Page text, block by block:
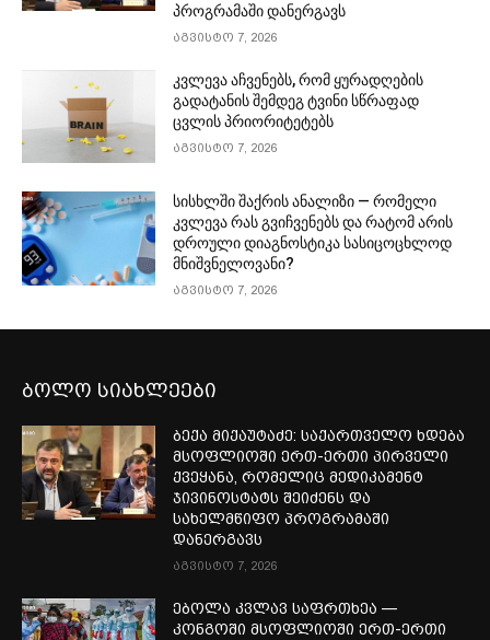
პროგრამაში დანერგავს
აგვისტო 7, 2026
კვლევა აჩვენებს, რომ ყურადღების
გადატანის შემდეგ ტვინი სწრაფად
ცვლის პრიორიტეტებს
აგვისტო 7, 2026
სისხლში შაქრის ანალიზი — რომელი
კვლევა რას გვიჩვენებს და რატომ არის
დროული დიაგნოსტიკა სასიცოცხლოდ
მნიშვნელოვანი?
აგვისტო 7, 2026
ბოლო სიახლეები
ბექა მიქაუტაძე: საქართველო ხდება
მსოფლიოში ერთ-ერთი პირველი
ქვეყანა, რომელიც მედიკამენტ
ჯივინოსტატს შეიძენს და
სახელმწიფო პროგრამაში
დანერგავს
აგვისტო 7, 2026
ებოლა კვლავ საფრთხეა —
კონგოში მსოფლიოში ერთ-ერთი